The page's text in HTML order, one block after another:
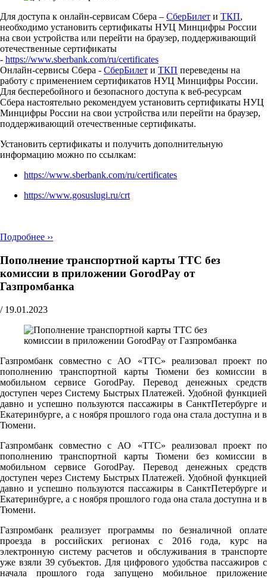
Для доступа к онлайн-сервисам Сбера – СберБилет и ТКП,
необходимо установить сертификаты НУЦ Минцифры России
на свои устройства или перейти на браузер, поддерживающий
отечественные сертификаты
- https://www.sberbank.com/ru/certificates
Онлайн-сервисы Сбера - СберБилет и ТКП переведены на
работу с применением сертификатов НУЦ Минцифры России.
Для бесперебойного и безопасного доступа к веб-ресурсам
Сбера настоятельно рекомендуем установить сертификаты НУЦ
Минцифры России на свои устройства или перейти на браузер,
поддерживающий отечественные сертификаты.
Установить сертификаты и получить дополнительную
информацию можно по ссылкам:
https://www.sberbank.com/ru/certificates
https://www.gosuslugi.ru/crt
Подробнее ››
Пополнение транспортной карты ТТС без
комиссии в приложении GorodPay от
Газпромбанка
/ 19.01.2023
Газпромбанк совместно с АО «ТТС» реализовал проект по
пополнению транспортной карты Тюмени без комиссии в
мобильном сервисе GorodPay. Перевод денежных средств
доступен через Систему Быстрых Платежей. Удобной функцией
давно и успешно пользуются пассажиры в СанктПетербурге и
Екатеринбурге, а с ноября прошлого года она стала доступна и в
Тюмени.
Газпромбанк совместно с АО «ТТС» реализовал проект по
пополнению транспортной карты Тюмени без комиссии в
мобильном сервисе GorodPay. Перевод денежных средств
доступен через Систему Быстрых Платежей. Удобной функцией
давно и успешно пользуются пассажиры в СанктПетербурге и
Екатеринбурге, а с ноября прошлого года она стала доступна и в
Тюмени.
Газпромбанк реализует программы по безналичной оплате
проезда в российских регионах с 2016 года, курс на
электронную систему расчетов и обслуживания в транспорте
уже взяли 39 субъектов. Для цифрового удобства пассажиров с
начала прошлого года запущено мобильное приложение